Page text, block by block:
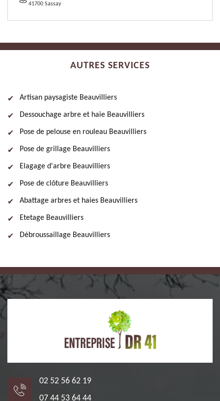
41700 Sassay
AUTRES SERVICES
Artisan paysagiste Beauvilliers
Dessouchage arbre et haie Beauvilliers
Pose de pelouse en rouleau Beauvilliers
Pose de grillage Beauvilliers
Elagage d'arbre Beauvilliers
Pose de clôture Beauvilliers
Abattage arbres et haies Beauvilliers
Etetage Beauvilliers
Débroussaillage Beauvilliers
02 52 56 62 19
07 44 53 64 44